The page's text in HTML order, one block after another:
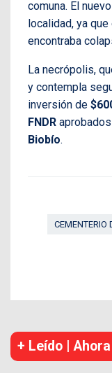
comuna. El
localidad, ya
encontraba
La necrópolis,
y contempla
inversión de
FNDR
Biobío.
+ Leído | Ahora